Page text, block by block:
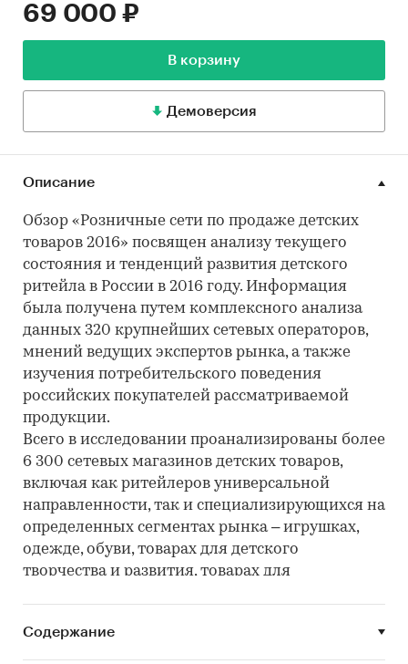
69 000 ₽
В корзину
Демоверсия
Описание
Обзор «Розничные сети по продаже детских
товаров 2016» посвящен анализу текущего
состояния и тенденций развития детского
ритейла в России в 2016 году. Информация
была получена путем комплексного анализа
данных 320 крупнейших сетевых операторов,
мнений ведущих экспертов рынка, а также
изучения потребительского поведения
российских покупателей рассматриваемой
продукции.
Всего в исследовании проанализированы более
6 300 сетевых магазинов детских товаров,
включая как ритейлеров универсальной
направленности, так и специализирующихся на
определенных сегментах рынка – игрушках,
одежде, обуви, товарах для детского
творчества и развития, товарах для
развития детского ритейла в 2015-2016 гг.
Представленные в исследовании рейтинги
Содержание